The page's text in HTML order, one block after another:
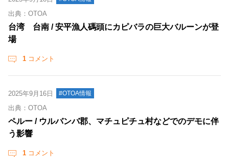
出典：OTOA
台湾 台南 / 安平漁人碼頭にカピバラの巨大バルーンが登
場
1 コメント
2025年9月16日 #OTOA情報
出典：OTOA
ペルー / ウルバンバ郡、マチュピチュ村などでのデモに伴
う影響
1 コメント